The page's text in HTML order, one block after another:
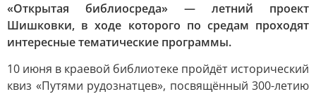
«Открытая библиосреда» — летний проект
Шишковки, в ходе которого по средам проходят
интересные тематические программы.
10 июня в краевой библиотеке пройдёт исторический
квиз «Путями рудознатцев», посвящённый 300-летию